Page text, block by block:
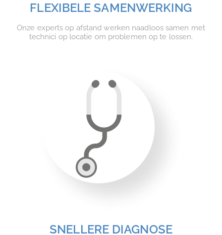
FLEXIBELE SAMENWERKING
Onze experts op afstand werken naadloos samen met
technici op locatie om problemen op te lossen.
SNELLERE DIAGNOSE